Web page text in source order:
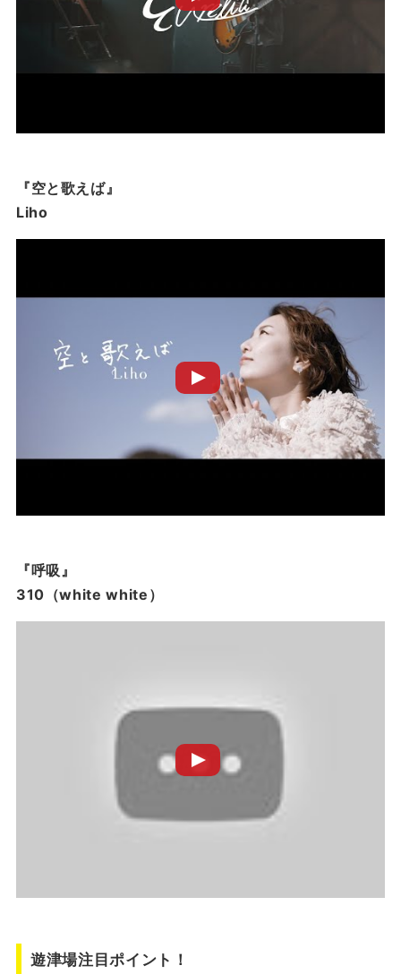
『空と歌えば』
Liho
『呼吸』
310（white white）
遊津場注目ポイント！